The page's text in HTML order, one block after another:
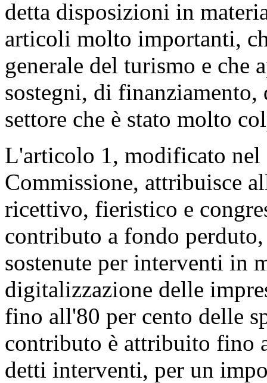
detta disposizioni in
articoli molto importanti,
generale del turismo e
sostegni, di
settore che è stato molto
L'articolo 1, modificato nel
Commissione, attribuisce
ricettivo, fieristico e
contributo a fondo
sostenute per interventi in
digitalizzazione delle
fino all'80 per cento delle
contributo è attribuito fino
detti interventi, per un